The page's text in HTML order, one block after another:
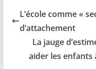
L’école comme «
d’attachement
La jauge
aider les enfants